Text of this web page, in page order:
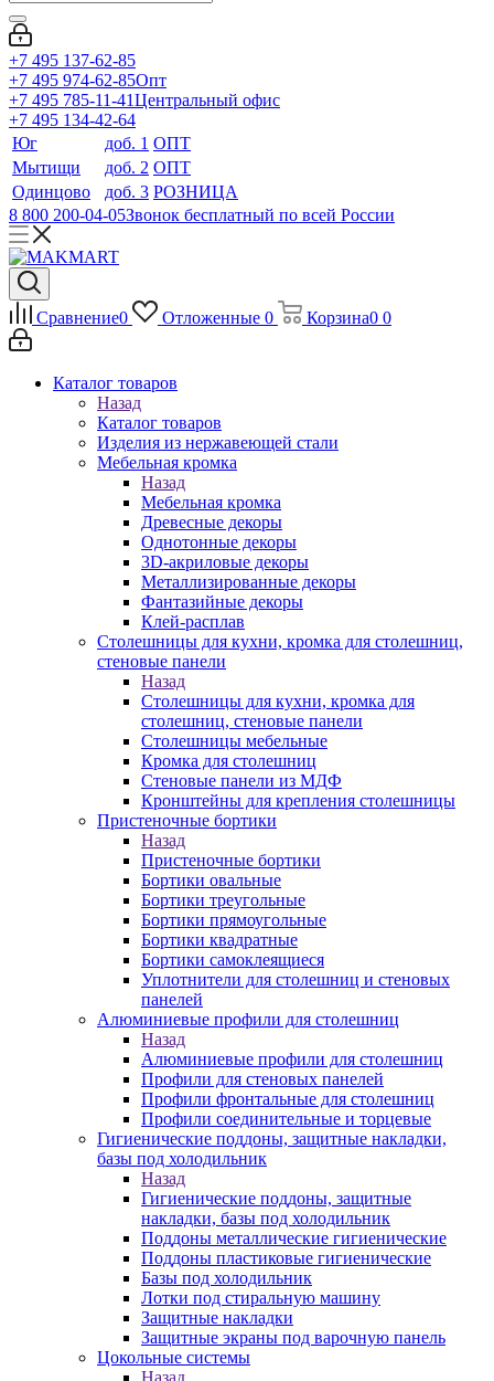
+7 495 137-62-85
+7 495 974-62-85Опт
+7 495 785-11-41Центральный офис
+7 495 134-42-64
Юг
доб. 1 ОПТ
Мытищи
доб. 2 ОПТ
Одинцово
доб. 3 РОЗНИЦА
8 800 200-04-05Звонок бесплатный по всей России
Сравнение0 Отложенные 0 Корзина0 0
Каталог товаров
Назад
Каталог товаров
Изделия из нержавеющей стали
Мебельная кромка
Назад
Мебельная кромка
Древесные декоры
Однотонные декоры
3D-акриловые декоры
Металлизированные декоры
Фантазийные декоры
Клей-расплав
Столешницы для кухни, кромка для столешниц,
стеновые панели
Назад
Столешницы для кухни, кромка для
столешниц, стеновые панели
Столешницы мебельные
Кромка для столешниц
Стеновые панели из МДФ
Кронштейны для крепления столешницы
Пристеночные бортики
Назад
Пристеночные бортики
Бортики овальные
Бортики треугольные
Бортики прямоугольные
Бортики квадратные
Бортики самоклеящиеся
Уплотнители для столешниц и стеновых
панелей
Алюминиевые профили для столешниц
Назад
Алюминиевые профили для столешниц
Профили для стеновых панелей
Профили фронтальные для столешниц
Профили соединительные и торцевые
Гигиенические поддоны, защитные накладки,
базы под холодильник
Назад
Гигиенические поддоны, защитные
накладки, базы под холодильник
Поддоны металлические гигиенические
Поддоны пластиковые гигиенические
Базы под холодильник
Лотки под стиральную машину
Защитные накладки
Защитные экраны под варочную панель
Цокольные системы
Назад